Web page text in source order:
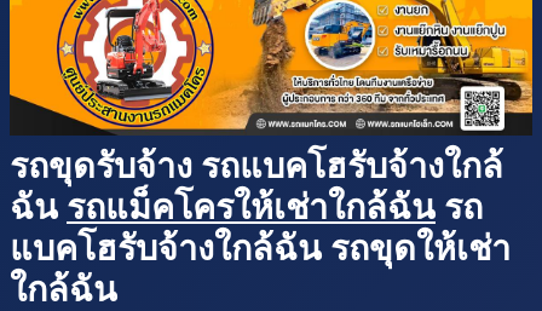
รถขุดรับจ้าง รถแบคโฮรับจ้างใกล้
ฉัน รถแม็คโครให้เช่าใกล้ฉัน รถ
แบคโฮรับจ้างใกล้ฉัน รถขุดให้เช่า
ใกล้ฉัน